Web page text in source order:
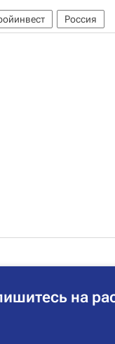
Россия
на